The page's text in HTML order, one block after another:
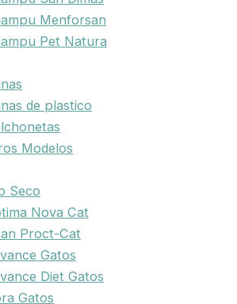
Menforsan
Pet Natura
de plastico
Modelos
Seco
Nova Cat
Proct-Cat
Gatos
Diet Gatos
Gatos